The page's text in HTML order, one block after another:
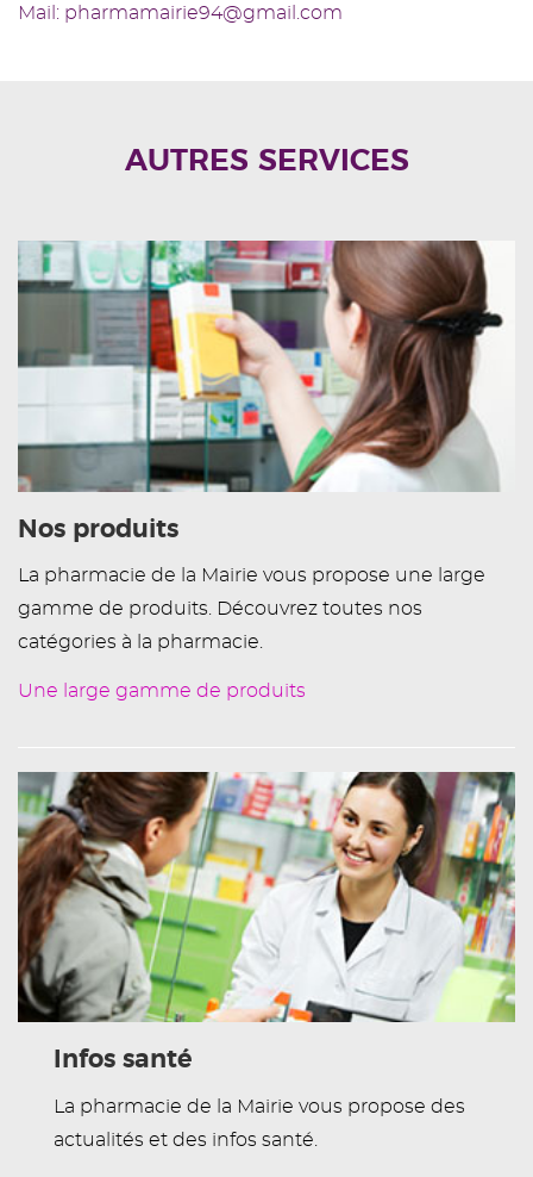
Mail: pharmamairie94@gmail.com
AUTRES SERVICES
Nos produits
La pharmacie de la Mairie vous propose une large
gamme de produits. Découvrez toutes nos
catégories à la pharmacie.
Une large gamme de produits
Infos santé
La pharmacie de la Mairie vous propose des
actualités et des infos santé.